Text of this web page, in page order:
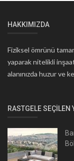
HAKKIMIZDA
Fiziksel ömrünü
yaparak nitelikli
alanınızda huzur ve
RASTGELE SEÇILEN